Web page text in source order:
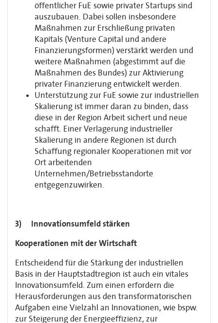
öffentlicher FuE sowie privater Startups sind
auszubauen. Dabei sollen insbesondere
Maßnahmen zur Erschließung privaten
Kapitals (Venture Capital und andere
Finanzierungsformen) verstärkt werden und
weitere Maßnahmen (abgestimmt auf die
Maßnahmen des Bundes) zur Aktivierung
privater Finanzierung entwickelt werden.
Unterstützung zur FuE sowie zur industriellen
Skalierung ist immer daran zu binden, dass
diese in der Region Arbeit sichert und neue
schafft. Einer Verlagerung indus­trieller
Skalierung in andere Regionen ist durch
Schaffung regionaler Koopera­tionen mit vor
Ort arbeitenden
Unternehmen/Betriebsstandorte
entgegenzuwirken.
3) Innovationsumfeld stärken
Kooperationen mit der Wirtschaft
Entscheidend für die Stärkung der industriellen
Basis in der Hauptstadtregion ist auch ein vitales
Innovationsumfeld. Zum einen erfordern die
Herausforderungen aus den trans­formatorischen
Aufgaben eine Vielzahl an Innovationen, wie bspw.
zur Steigerung der Energieeffizienz, zur